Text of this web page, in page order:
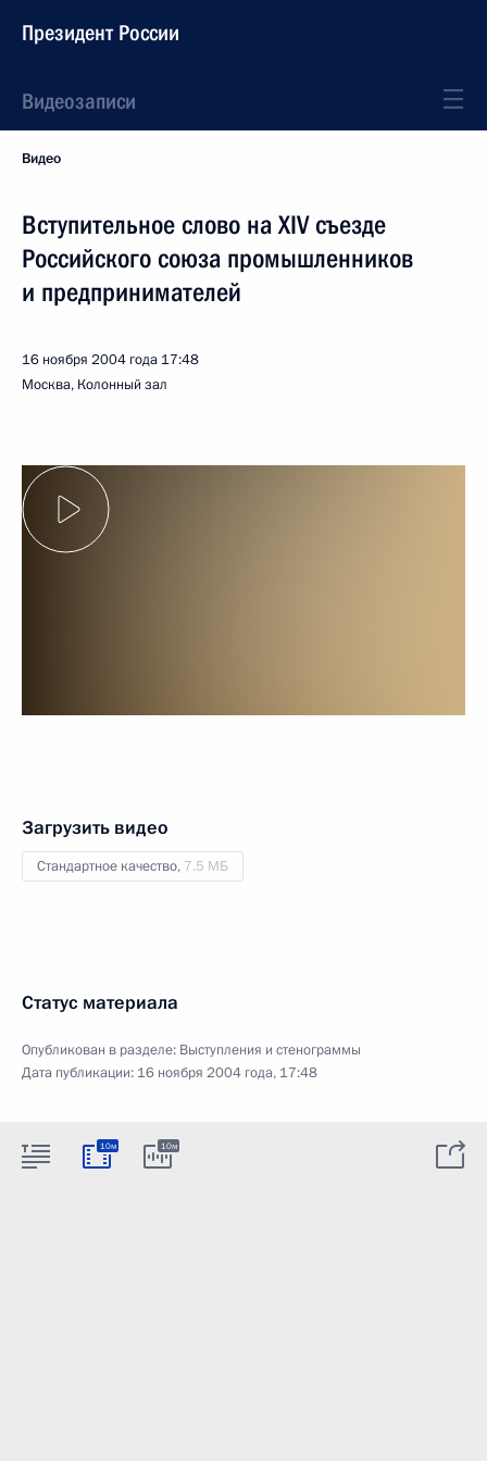
Президент России
Видеозаписи
Видео
Вступительное слово на XIV съезде
Российского союза промышленников
и предпринимателей
16 ноября 2004 года 17:48
Москва, Колонный зал
Загрузить видео
Стандартное качество, 7.5 МБ
Статус материала
Опубликован в разделе: Выступления и стенограммы
Дата публикации: 16 ноября 2004 года, 17:48
10м 10м